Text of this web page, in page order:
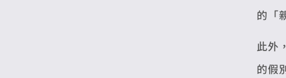
的「
此外
的假